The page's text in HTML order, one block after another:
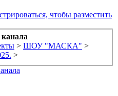
чтобы разместить
> ШОУ "МАСКА" >
>